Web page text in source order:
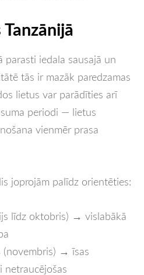
parasti iedala sausajā un
tās ir mazāk paredzamas
lietus var parādīties arī
periodi — lietus
vienmēr prasa
joprojām palīdz orientēties:
līdz oktobris) → vislabākā
(novembris) → īsas
netraucējošas